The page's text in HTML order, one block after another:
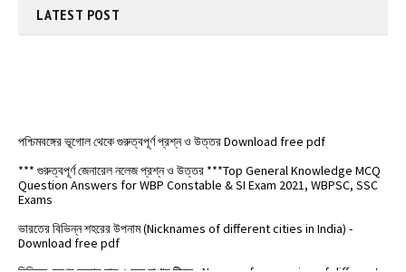
LATEST POST
*** গুরুত্বপূর্ণ জেনারেল নলেজ প্রশ্ন ও উত্তর ***Top General Knowledge MCQ
Question Answers for WBP Constable & SI Exam 2021, WBPSC, SSC
Exams
ভারতের বিভিন্ন শহরের উপনাম (Nicknames of different cities in India) -
Download free pdf
বিভিন্ন দেশের মুদ্রার নাম ও মনে রাখার ট্রিক্স - Names of currencies of different
countries